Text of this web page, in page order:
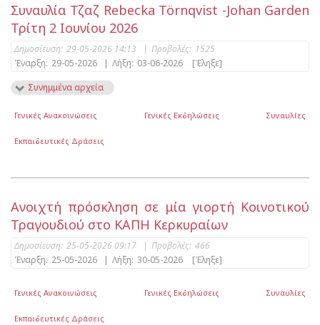
Συναυλία Τζαζ Rebecka Törnqvist -Johan Garden
Τρίτη 2 Ιουνίου 2026
Δημοσίευση: 29-05-2026 14:13 | Προβολές: 1525
Έναρξη: 29-05-2026 | Λήξη: 03-06-2026
[Έληξε]
Συνημμένα αρχεία
Γενικές Ανακοινώσεις Γενικές Εκδηλώσεις Συναυλίες
Εκπαιδευτικές Δράσεις
Ανοιχτή πρόσκληση σε μία γιορτή Κοινοτικού
Τραγουδιού στο ΚΑΠΗ Κερκυραίων
Δημοσίευση: 25-05-2026 09:17 | Προβολές: 466
Έναρξη: 25-05-2026 | Λήξη: 30-05-2026 [Έληξε]
Γενικές Ανακοινώσεις Γενικές Εκδηλώσεις Συναυλίες
Εκπαιδευτικές Δράσεις